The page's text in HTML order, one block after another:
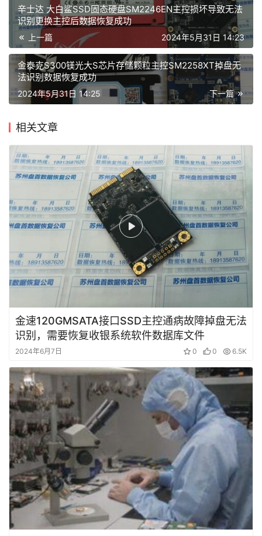
布
关
于
盘
首
辛士达 大白鲨SSD固态硬盘SM2246EN主控损坏导致无法
识别更换主控后数据恢复成功
上一篇 2024年5月31日 14:23
金泰克S300镁光大S芯片存储颗粒主控SM2258XT掉盘无
法识别数据恢复成功
下一篇
2024年5月31日 14:25
相关文章
金速120GMSATA接口SSD主控通病故障掉盘无法
识别，需要恢复收银系统软件数据库文件
2024年6月7日 0 0 6.5K